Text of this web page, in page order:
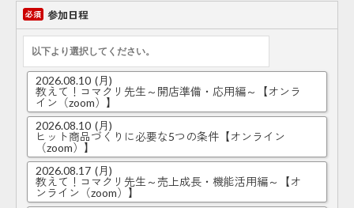
参加日程
2026.08.10 (月)
教えて！コマクリ先生～開店準備・応用編～【オンラ
イン（zoom）】
2026.08.10 (月)
ヒット商品づくりに必要な5つの条件【オンライン
（zoom）】
2026.08.17 (月)
教えて！コマクリ先生～売上成長・機能活用編～【オ
ンライン（zoom）】